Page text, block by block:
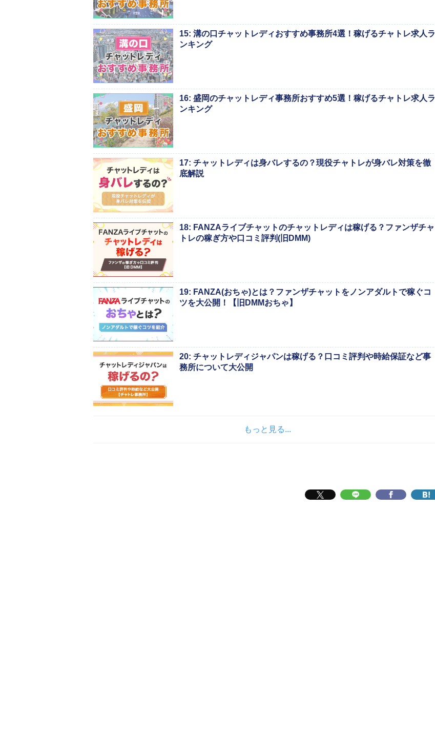
15: 溝の口チャットレディおすすめ事務所4選！稼げるチャトレ求人ラ
ンキング
16: 盛岡のチャットレディ事務所おすすめ5選！稼げるチャトレ求人ラ
ンキング
17: チャットレディは身バレするの？現役チャトレが身バレ対策を徹
底解説
18: FANZAライブチャットのチャットレディは稼げる？ファンザチャ
トレの稼ぎ方や口コミ評判(旧DMM)
19: FANZA(おちゃ)とは？ファンザチャットをノンアダルトで稼ぐコ
ツを大公開！【旧DMMおちゃ】
20: チャットレディジャパンは稼げる？口コミ評判や時給保証など事
務所について大公開
もっと見る...